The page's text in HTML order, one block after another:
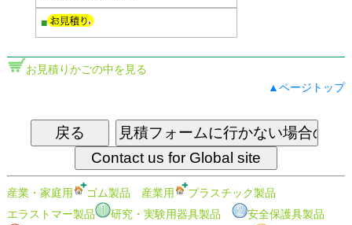
■
お見積りかごの中を見る
▲ページトップ
産業・家庭用 ゴム製品 産業用
プラスチック製品
エラストマー製品
研究・実験用器具製品
安全保護具製品